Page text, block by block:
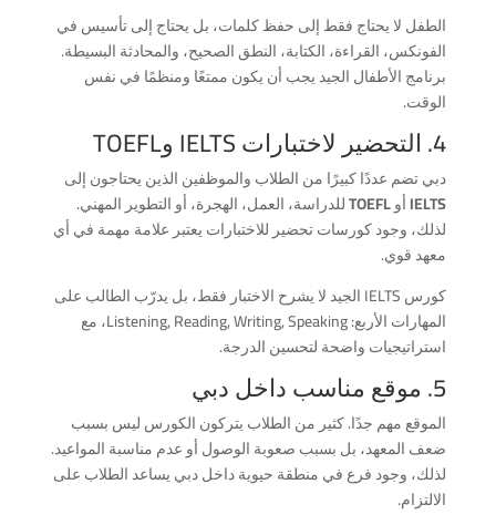
الطفل لا يحتاج فقط إلى حفظ كلمات، بل يحتاج إلى تأسيس في
الفونكس، القراءة، الكتابة، النطق الصحيح، والمحادثة البسيطة.
برنامج الأطفال الجيد يجب أن يكون ممتعًا ومنظمًا في نفس
الوقت.
4. التحضير لاختبارات IELTS وTOEFL
دبي تضم عددًا كبيرًا من الطلاب والموظفين الذين يحتاجون إلى
IELTSأوTOEFLللدراسة، العمل، الهجرة، أو التطوير المهني.
لذلك، وجود كورسات تحضير للاختبارات يعتبر علامة مهمة في أي
معهد قوي.
كورس IELTS الجيد لا يشرح الاختبار فقط، بل يدرّب الطالب على
المهارات الأربع: Listening, Reading, Writing, Speaking، مع
استراتيجيات واضحة لتحسين الدرجة.
5. موقع مناسب داخل دبي
الموقع مهم جدًا. كثير من الطلاب يتركون الكورس ليس بسبب
ضعف المعهد، بل بسبب صعوبة الوصول أو عدم مناسبة المواعيد.
لذلك، وجود فرع في منطقة حيوية داخل دبي يساعد الطلاب على
الالتزام.